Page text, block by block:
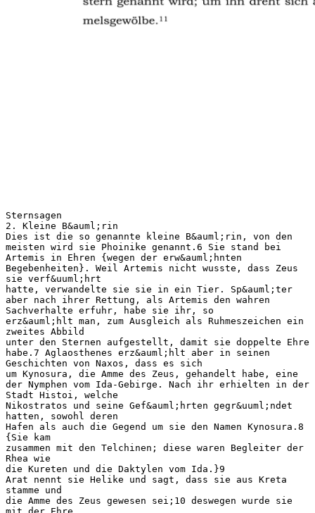
Sternsagen
2. Kleine B&auml;rin
Dies ist die so genannte kleine B&auml;rin, von den
meisten wird sie Phoinike genannt.6 Sie stand bei
Artemis in Ehren {wegen der erw&auml;hnten
Begebenheiten}. Weil Artemis nicht wusste, dass Zeus
sie verf&uuml;hrt
hatte, verwandelte sie sie in ein Tier. Sp&auml;ter
aber nach ihrer Rettung, als Artemis den wahren
Sachverhalte erfuhr, habe sie ihr, so
erz&auml;hlt man, zum Ausgleich als Ruhmeszeichen ein
zweites Abbild
unter den Sternen aufgestellt, damit sie doppelte Ehre
habe.7 Aglaosthenes erz&auml;hlt aber in seinen
Geschichten von Naxos, dass es sich
um Kynosura, die Amme des Zeus, gehandelt habe, eine
der Nymphen vom Ida-Gebirge. Nach ihr erhielten in der
Stadt Histoi, welche
Nikostratos und seine Gef&auml;hrten gegr&uuml;ndet
hatten, sowohl deren
Hafen als auch die Gegend um sie den Namen Kynosura.8
{Sie kam
zusammen mit den Telchinen; diese waren Begleiter der
Rhea wie
die Kureten und die Daktylen vom Ida.}9
Arat nennt sie Helike und sagt, dass sie aus Kreta
stamme und
die Amme des Zeus gewesen sei;10 deswegen wurde sie